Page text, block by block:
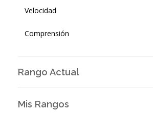
Velocidad
Comprensión
Rango Actual
Mis Rangos